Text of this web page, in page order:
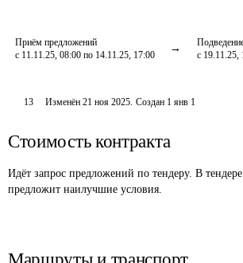
Приём предложений
с 11.11.25, 08:00 по 14.11.25, 17:00
с 19.11.25,
13 Изменён21 ноя 2025. Создан 1 янв 1
Стоимость контракта
Идёт запрос предложений по тендеру. В
предложит наилучшие условия.